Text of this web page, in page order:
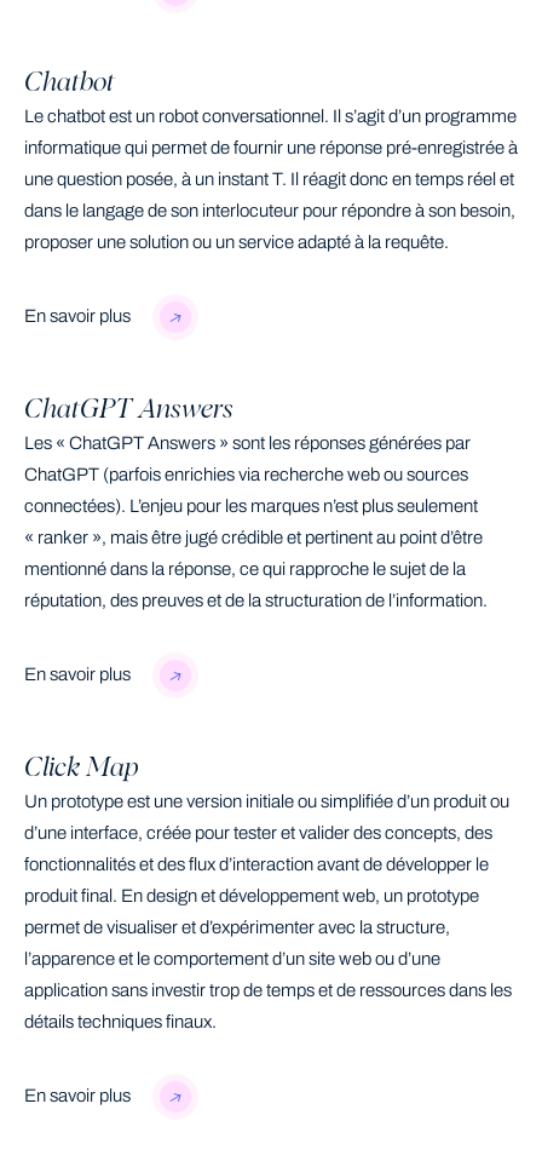
Chatbot
Le chatbot est un robot conversationnel. Il s’agit d’un programme
informatique qui permet de fournir une réponse pré-enregistrée à
une question posée, à un instant T. Il réagit donc en temps réel et
dans le langage de son interlocuteur pour répondre à son besoin,
proposer une solution ou un service adapté à la requête.
En savoir plus
ChatGPT Answers
Les « ChatGPT Answers » sont les réponses générées par
ChatGPT (parfois enrichies via recherche web ou sources
connectées). L’enjeu pour les marques n’est plus seulement
« ranker », mais être jugé crédible et pertinent au point d’être
mentionné dans la réponse, ce qui rapproche le sujet de la
réputation, des preuves et de la structuration de l’information.
En savoir plus
Click Map
Un prototype est une version initiale ou simplifiée d’un produit ou
d’une interface, créée pour tester et valider des concepts, des
fonctionnalités et des flux d’interaction avant de développer le
produit final. En design et développement web, un prototype
permet de visualiser et d’expérimenter avec la structure,
l’apparence et le comportement d’un site web ou d’une
application sans investir trop de temps et de ressources dans les
détails techniques finaux.
En savoir plus